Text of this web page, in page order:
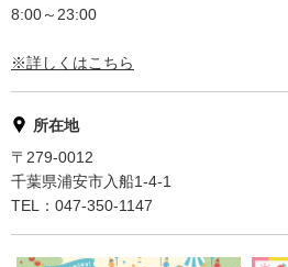
8:00～23:00
※詳しくはこちら
所在地
〒279-0012
千葉県浦安市入船1-4-1
TEL：047-350-1147